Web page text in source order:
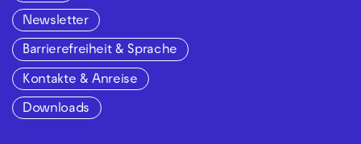
Newsletter
Barrierefreiheit & Sprache
Kontakte & Anreise
Downloads